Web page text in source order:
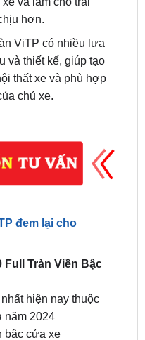
ViTP có nhiều lựa
và thiết kế, giúp tạo
thất xe và phù hợp
chủ xe.
đem lại cho
Tràn Viền Bậc
hiện nay thuộc
2024
bậc cửa xe
xe.